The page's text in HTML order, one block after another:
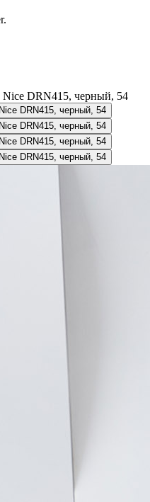
Nice DRN415, черный, 54